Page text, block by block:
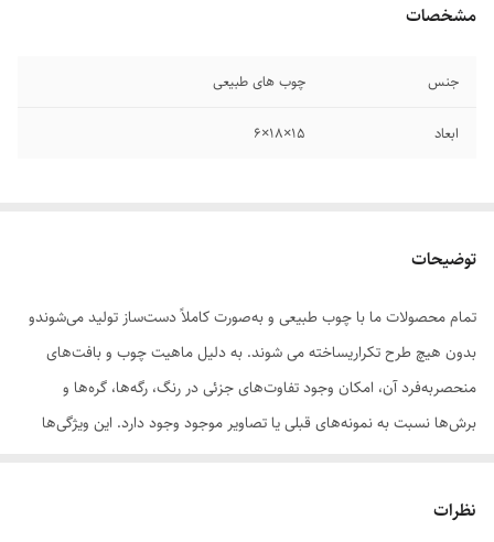
مشخصات
جنس چوب های طبیعی
ابعاد ۱۵×۱۸×۶
توضیحات
تمام محصولات ما با چوب طبیعی و به‌صورت کاملاً دست‌ساز تولید می‌شوندو
بدون هیچ طرح تکراریساخته می شوند. به دلیل ماهیت چوب و بافت‌های
منحصر‌به‌فرد آن، امکان وجود تفاوت‌های جزئی در رنگ، رگه‌ها، گره‌ها و
برش‌ها نسبت به نمونه‌های قبلی یا تصاویر موجود وجود دارد. این ویژگی‌ها
نمونه دیگری دقیقاً مثل اون وجود ندارد
نظرات